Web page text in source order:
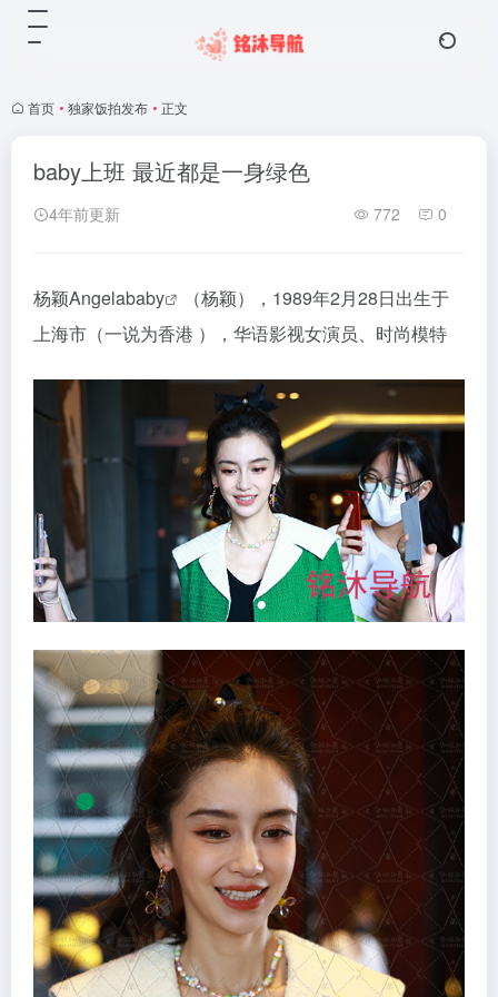
首页 • 独家饭拍发布 • 正文
baby上班 最近都是一身绿色
4年前更新 772 0
杨颖Angelababy
（杨颖），1989年2月28日出生于
上海市（一说为香港 ），华语影视女演员、时尚模特